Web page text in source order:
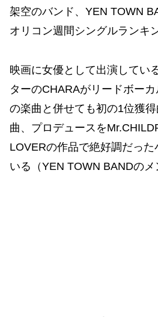
架空のバンド、YEN TOWN
オリコン週間シングルランキ
映画に女優として出演してい
ターのCHARAがリードボー
の楽曲と併せても初の1位獲
曲、プロデュースを
LOVERの作品で絶好調だっ
いる（YEN TOWN BANDのメ